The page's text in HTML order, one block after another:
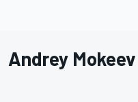
Andrey Mokeev